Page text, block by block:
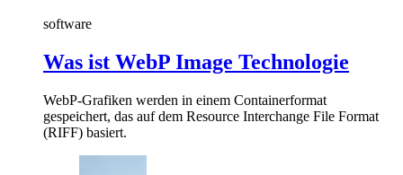
software
Was ist WebP Image Technologie
WebP-Grafiken werden in einem Containerformat
gespeichert, das auf dem Resource Interchange File Format
(RIFF) basiert.